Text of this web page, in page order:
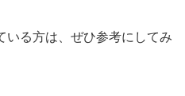
いる方は、ぜひ参考にしてみ